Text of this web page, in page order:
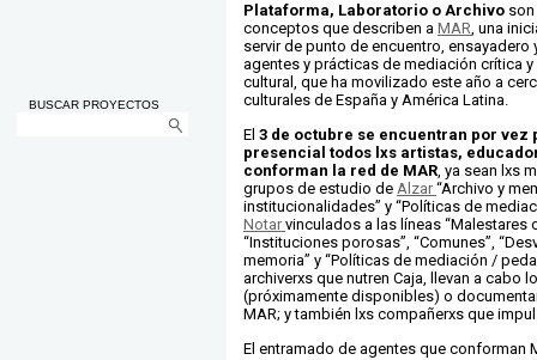
BUSCAR PROYECTOS
Plataforma, Laboratorio o Archivo
conceptos que describen a MAR, una
servir de punto de encuentro,
agentes y prácticas de mediación crítica
cultural, que ha movilizado este año a
culturales de España y América Latina.
El 3 de octubre se encuentran por vez
presencial todos lxs artistas,
conforman la red de MAR, ya sean lxs
grupos de estudio de Alzar“Archivo y
institucionalidades” y “Políticas de
Notarvinculados a las líneas “Malestares
“Instituciones porosas”, “Comunes”,
memoria” y “Políticas de mediación /
archiverxs que nutren Caja, llevan a cabo
(próximamente disponibles) o
MAR; y también lxs compañerxs que
El entramado de agentes que conforman